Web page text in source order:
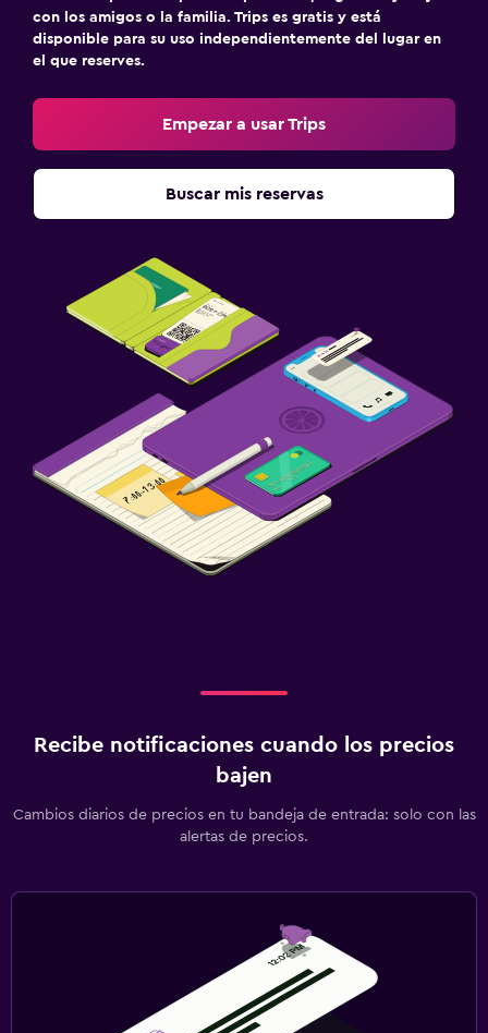
con los amigos o la familia. Trips es gratis y está
disponible para su uso independientemente del lugar en
el que reserves.
Empezar a usar Trips
Buscar mis reservas
Recibe notificaciones cuando los precios
bajen
Cambios diarios de precios en tu bandeja de entrada: solo con las
alertas de precios.